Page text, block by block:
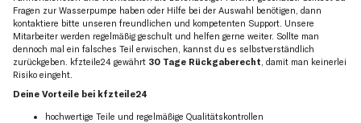
Fragen zur Wasserpumpe haben oder Hilfe bei der Auswahl benötigen, dann
kontaktiere bitte unseren freundlichen und kompetenten Support. Unsere
Mitarbeiter werden regelmäßig geschult und helfen gerne weiter. Sollte man
dennoch mal ein falsches Teil erwischen, kannst du es selbstverständlich
zurückgeben. kfzteile24 gewährt 30 Tage Rückgaberecht , damit man keinerlei
Risiko eingeht.
Deine Vorteile bei kfzteile24
hochwertige Teile und regelmäßige Qualitätskontrollen